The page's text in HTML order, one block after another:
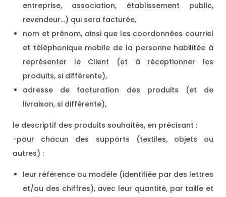
entreprise, association, établissement public,
revendeur…) qui sera facturée,
nom et prénom, ainsi que les coordonnées courriel
et téléphonique mobile de la personne habilitée à
représenter le Client (et à réceptionner les
produits, si différente),
adresse de facturation des produits (et de
livraison, si différente),
le descriptif des produits souhaités, en précisant :
-pour chacun des supports (textiles, objets ou
autres) :
leur référence ou modèle (identifiée par des lettres
et/ou des chiffres), avec leur quantité, par taille et